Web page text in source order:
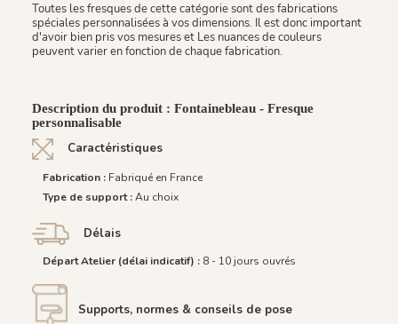
Toutes les fresques de cette catégorie sont des fabrications
spéciales personnalisées à vos dimensions. Il est donc important
d'avoir bien pris vos mesures et Les nuances de couleurs
peuvent varier en fonction de chaque fabrication.
Description du produit : Fontainebleau - Fresque
personnalisable
Caractéristiques
Fabrication : Fabriqué en France
Type de support :Au choix
Délais
Départ Atelier (délai indicatif) : 8 - 10 jours ouvrés
Supports, normes & conseils de pose